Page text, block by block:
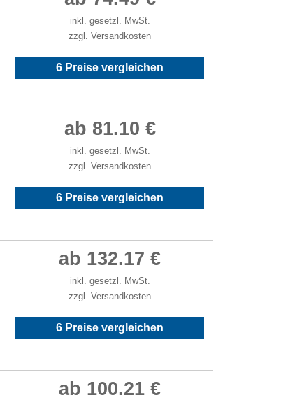
inkl. gesetzl. MwSt.
zzgl. Versandkosten
6 Preise vergleichen
ab 81.10 €
inkl. gesetzl. MwSt.
zzgl. Versandkosten
6 Preise vergleichen
ab 132.17 €
inkl. gesetzl. MwSt.
zzgl. Versandkosten
6 Preise vergleichen
ab 100.21 €